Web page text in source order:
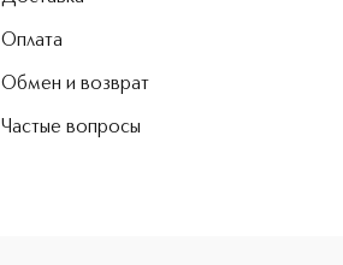
Оплата
Обмен и возврат
Частые вопросы